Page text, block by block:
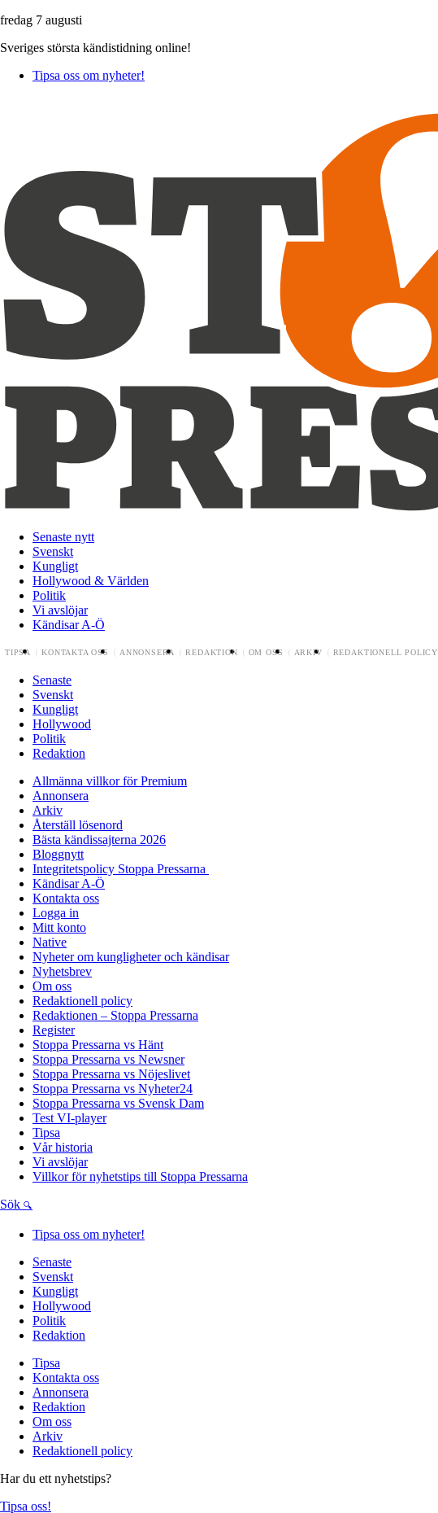
fredag 7 augusti
Sveriges största kändistidning online!
Tipsa oss om nyheter!
Senaste nytt
Svenskt
Kungligt
Hollywood & Världen
Politik
Vi avslöjar
Kändisar A-Ö
TIPSA KONTAKTA OSS ANNONSERA REDAKTION OM OSS ARKIV REDAKTIONELL POLICY
Senaste
Svenskt
Kungligt
Hollywood
Politik
Redaktion
Allmänna villkor för Premium
Annonsera
Arkiv
Återställ lösenord
Bästa kändissajterna 2026
Bloggnytt
Integritetspolicy Stoppa Pressarna
Kändisar A-Ö
Kontakta oss
Logga in
Mitt konto
Native
Nyheter om kungligheter och kändisar
Nyhetsbrev
Om oss
Redaktionell policy
Redaktionen – Stoppa Pressarna
Register
Stoppa Pressarna vs Hänt
Stoppa Pressarna vs Newsner
Stoppa Pressarna vs Nöjeslivet
Stoppa Pressarna vs Nyheter24
Stoppa Pressarna vs Svensk Dam
Test VI-player
Tipsa
Vår historia
Vi avslöjar
Villkor för nyhetstips till Stoppa Pressarna
Sök
Tipsa oss om nyheter!
Senaste
Svenskt
Kungligt
Hollywood
Politik
Redaktion
Tipsa
Kontakta oss
Annonsera
Redaktion
Om oss
Arkiv
Redaktionell policy
Har du ett nyhetstips?
Tipsa oss!